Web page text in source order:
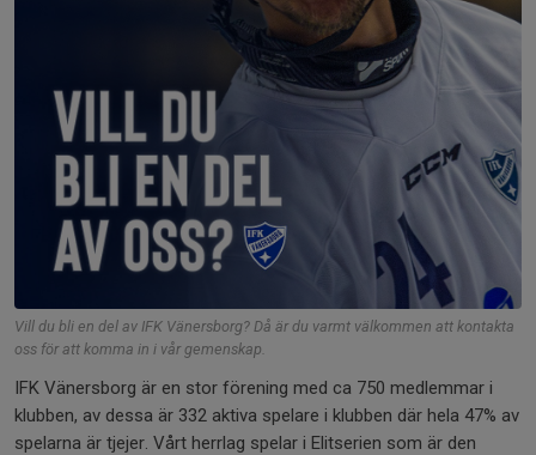
Vill du bli en del av IFK Vänersborg? Då är du varmt välkommen att kontakta
oss för att komma in i vår gemenskap.
IFK Vänersborg är en stor förening med ca 750 medlemmar i
klubben, av dessa är 332 aktiva spelare i klubben där hela 47% av
spelarna är tjejer. Vårt herrlag spelar i Elitserien som är den